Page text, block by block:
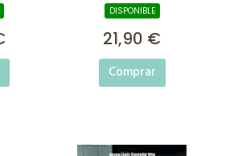
DISPONIBLE
21,90 €
Comprar